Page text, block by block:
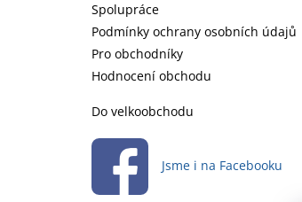
Spolupráce
Podmínky ochrany osobních údajů
Pro obchodníky
Hodnocení obchodu
Do velkoobchodu
Jsme i na Facebooku